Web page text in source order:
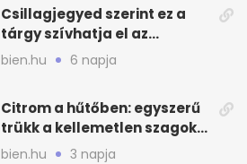
Csillagjegyed szerint ez a
tárgy szívhatja el az
otthonod energiáját
bien.hu 6 napja
Citrom a hűtőben: egyszerű
trükk a kellemetlen szagok
ellen
bien.hu 3 napja